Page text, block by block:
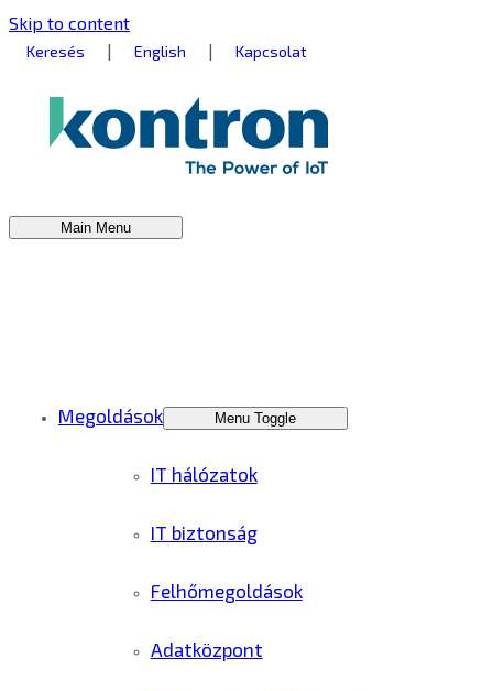
Skip to content
Keresés | English | Kapcsolat
Main Menu
Megoldások Menu Toggle
IT hálózatok
IT biztonság
Felhőmegoldások
Adatközpont